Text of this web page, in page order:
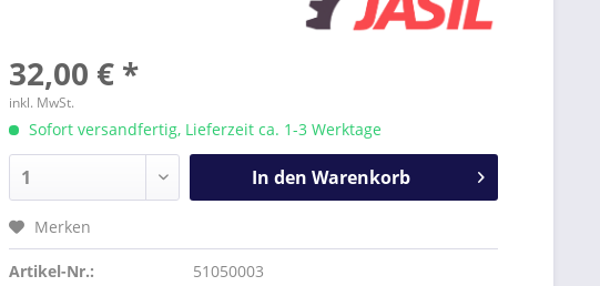
32,00 € *
inkl. MwSt.
Sofort versandfertig, Lieferzeit ca. 1-3 Werktage
In den Warenkorb
Merken
Artikel-Nr.:
51050003